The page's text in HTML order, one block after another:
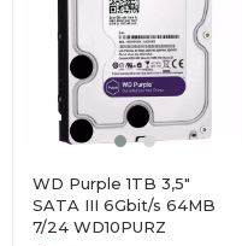
WD Purple 1TB 3,5"
SATA III 6Gbit/s 64MB
7/24 WD10PURZ